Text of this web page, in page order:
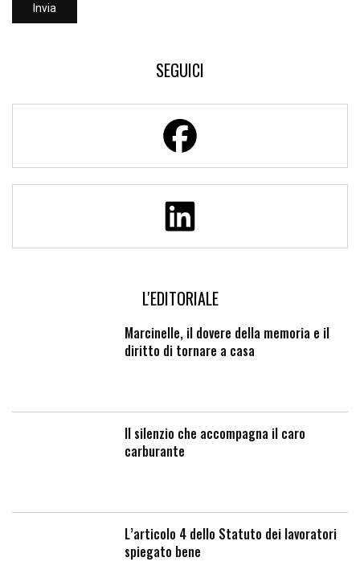
SEGUICI
L'EDITORIALE
Marcinelle, il dovere della memoria e il
diritto di tornare a casa
Il silenzio che accompagna il caro
carburante
L’articolo 4 dello Statuto dei lavoratori
spiegato bene